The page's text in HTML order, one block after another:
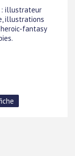
: illustrateur
illustrations
fantasy